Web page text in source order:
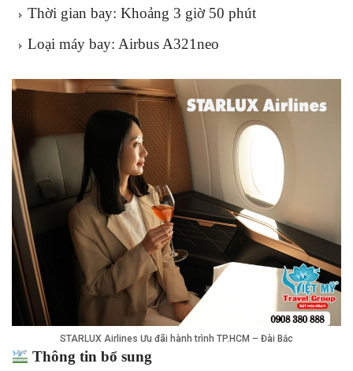
Thời gian bay: Khoảng 3 giờ 50 phút
Loại máy bay: Airbus A321neo
STARLUX Airlines Ưu đãi hành trình TP.HCM – Đài Bắc
Thông tin bổ sung